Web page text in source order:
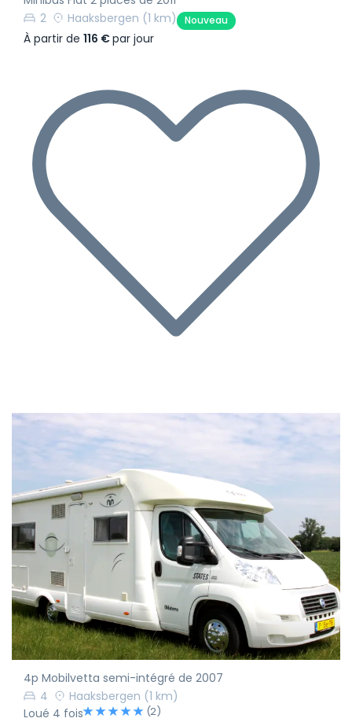
2
Haaksbergen (1 km) Nouveau
À partir de 116 €par jour
4p Mobilvetta semi-intégré de 2007
4
Haaksbergen (1 km)
Loué 4 fois
(2)